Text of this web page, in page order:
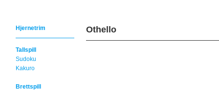
Hjernetrim
Tallspill
Sudoku
Kakuro
Brettspill
Othello